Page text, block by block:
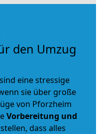
den Umzug
eine stressige
sie über große
von Pforzheim
Vorbereitung und
dass alles